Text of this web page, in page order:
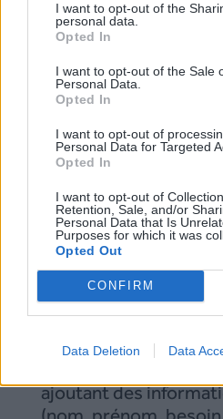
I want to opt-out of the
personal data.
Opted In
I want to opt-out of the Sale
Personal Data.
Opted In
I want to opt-out of
Personal Data for Targeted
Opted In
I want to opt-out of
Retention, Sale, and/or
Personal Data that Is
Purposes for which it was
Opted Out
CONFIRM
Data Deletion Data
Variables SMS
campagne ? C’est
ajoutant des